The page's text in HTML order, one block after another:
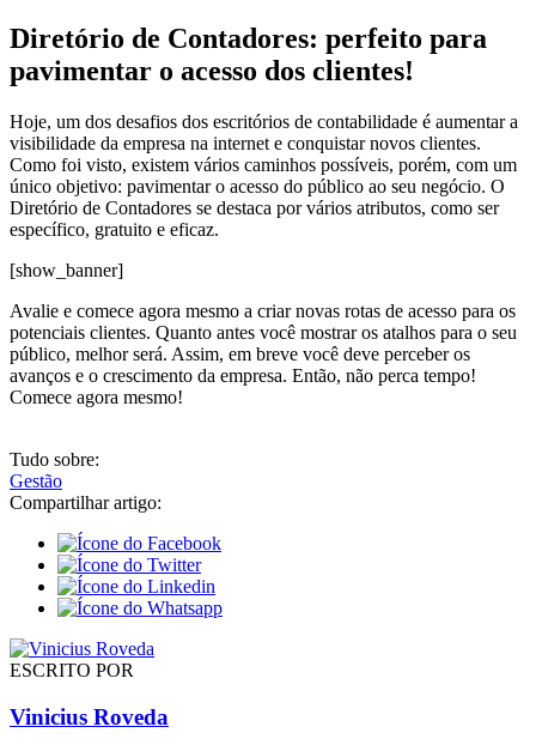
Diretório de Contadores: perfeito para
pavimentar o acesso dos clientes!
Hoje, um dos desafios dos escritórios de contabilidade é aumentar a
visibilidade da empresa na internet e conquistar novos clientes.
Como foi visto, existem vários caminhos possíveis, porém, com um
único objetivo: pavimentar o acesso do público ao seu negócio. O
Diretório de Contadores se destaca por vários atributos, como ser
específico, gratuito e eficaz.
[show_banner]
Avalie e comece agora mesmo a criar novas rotas de acesso para os
potenciais clientes. Quanto antes você mostrar os atalhos para o seu
público, melhor será. Assim, em breve você deve perceber os
avanços e o crescimento da empresa. Então, não perca tempo!
Comece agora mesmo!
Tudo sobre:
Gestão
Compartilhar artigo:
ESCRITO POR
Vinicius Roveda